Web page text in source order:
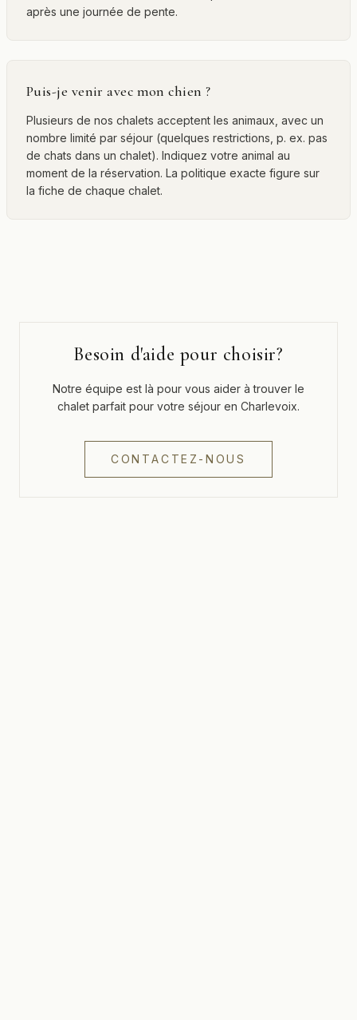
après une journée de pente.
Puis-je venir avec mon chien ?
Plusieurs de nos chalets acceptent les animaux, avec un
nombre limité par séjour (quelques restrictions, p. ex. pas
de chats dans un chalet). Indiquez votre animal au
moment de la réservation. La politique exacte figure sur
la fiche de chaque chalet.
Besoin d'aide pour choisir?
Notre équipe est là pour vous aider à trouver le
chalet parfait pour votre séjour en Charlevoix.
CONTACTEZ-NOUS